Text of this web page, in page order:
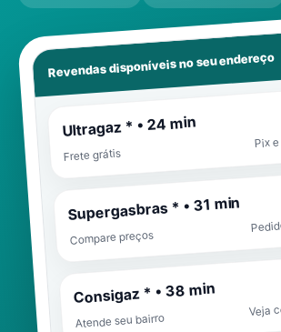
Revendas disponíveis no seu endereço
Ultragaz * • 24 min
Frete grátis
Pix
Supergasbras * • 31 min
Compare preços
Consigaz * • 38 min
Atende seu bairro
Veja